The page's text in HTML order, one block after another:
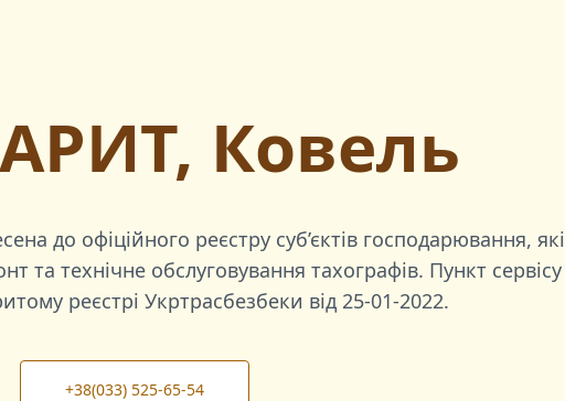
Ковель
до офіційного реєстру суб’єктів господарювання, які
та технічне обслуговування тахографів. Пункт сервісу
реєстрі Укртрасбезбеки від 25-01-2022.
+38(033) 525-65-54